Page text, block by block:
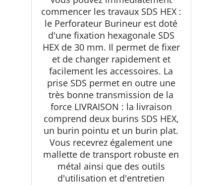
commencer les travaux SDS HEX :
le Perforateur Burineur est doté
d'une fixation hexagonale SDS
HEX de 30 mm. Il permet de fixer
et de changer rapidement et
facilement les accessoires. La
prise SDS permet en outre une
très bonne transmission de la
force LIVRAISON : la livraison
comprend deux burins SDS HEX,
un burin pointu et un burin plat.
Vous recevrez également une
mallette de transport robuste en
métal ainsi que des outils
d'utilisation et d'entretien